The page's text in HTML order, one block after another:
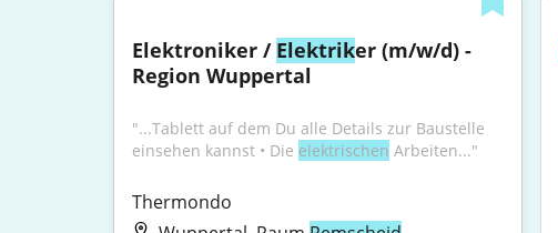
Elektroniker / Elektriker (m/w/d) -
Region Wuppertal
"...Tablett auf dem Du alle Details zur Baustelle
einsehen kannst • Die elektrischen Arbeiten..."
Thermondo